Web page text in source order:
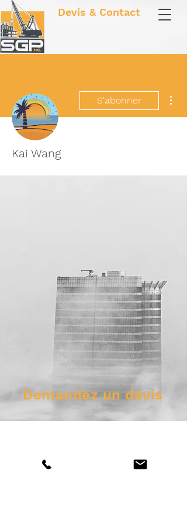
Devis & Contact
S'abonner
Kai Wang
Demandez un devis